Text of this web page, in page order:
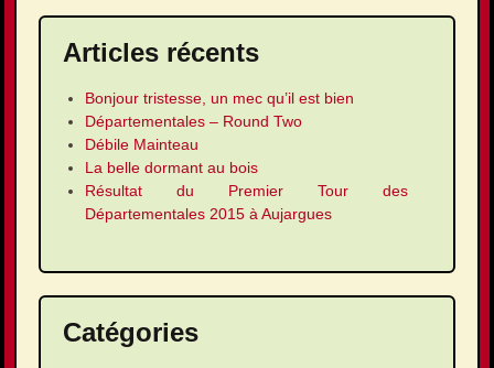
Articles récents
Bonjour tristesse, un mec qu’il est bien
Départementales – Round Two
Débile Mainteau
La belle dormant au bois
Résultat du Premier Tour des
Départementales 2015 à Aujargues
Catégories